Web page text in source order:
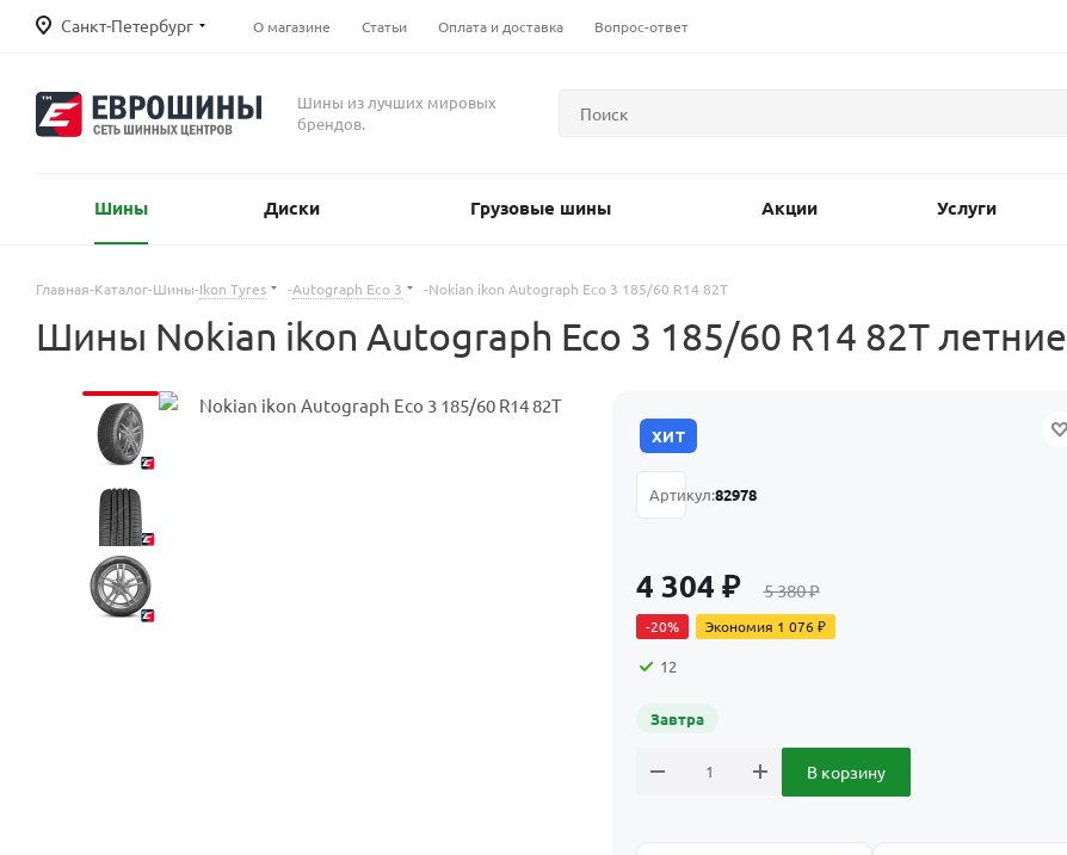
Санкт-Петербург О магазине Статьи Оплата и доставка Вопрос-ответ
Шины из лучших мировых
брендов.
Шины Диски Грузовые шины Акции Услуги
Главная-Каталог-Шины-Ikon Tyres -Autograph Eco 3 -Nokian ikon Autograph Eco 3 185/60 R14 82T
Шины Nokian ikon Autograph Eco 3 185/60 R14 82T летние
ХИТ
Артикул:82978
4 304 ₽ 5 380₽
-20% Экономия 1 076₽
12
Завтра
В корзину